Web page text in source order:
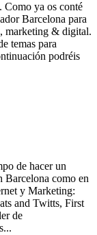
Como ya os conté
Barcelona para
marketing & digital.
temas para
podréis
de hacer un
Barcelona como en
y Marketing:
and Twitts, First
de